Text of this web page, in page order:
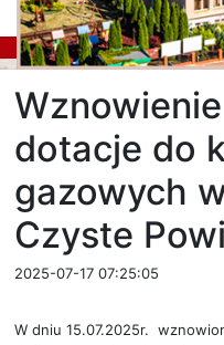
dotacje do
gazowych
Czyste
2025-07-17 07:25:05
W dniu 15.07.2025r.